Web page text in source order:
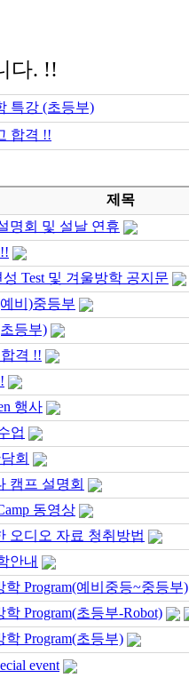
다. !!
특강 (초등부)
합격 !!
제목
명회 및 설날 연휴
Test 및 겨울방학 공지문
비)중등부
등부)
격 !!
행사
업
회
캠프 설명회
동영상
오디오 자료 청취방법
안내
학 Program(예비중등~중등부)
Program(초등부-Robot)
학 Program(초등부)
event